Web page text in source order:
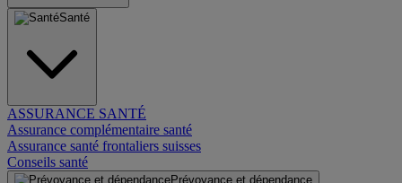
Santé
ASSURANCE SANTÉ
Assurance complémentaire santé
Assurance santé frontaliers suisses
Conseils santé
Prévoyance et dépendance